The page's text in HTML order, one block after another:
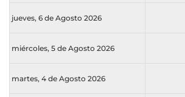
jueves, 6 de Agosto 2026
miércoles, 5 de Agosto 2026
martes, 4 de Agosto 2026